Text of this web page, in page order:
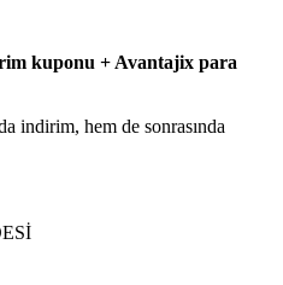
kuponu + Avantajix para
indirim, hem de sonrasında